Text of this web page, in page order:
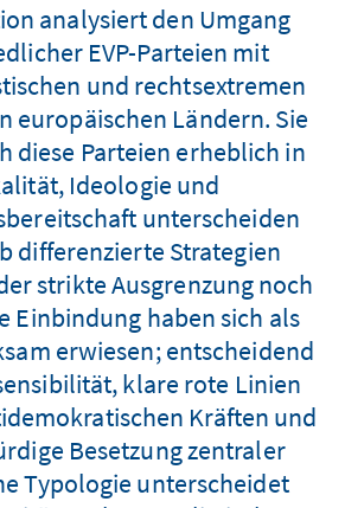
analysiert den Umgang
EVP-Parteien mit
und rechtsextremen
europäischen Ländern. Sie
diese Parteien erheblich in
Ideologie und
unterscheiden
differenzierte Strategien
strikte Ausgrenzung noch
Einbindung haben sich als
erwiesen; entscheidend
klare rote Linien
Kräften und
Besetzung zentraler
Typologie unterscheidet